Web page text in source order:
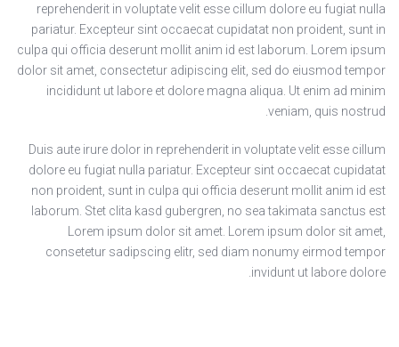
reprehenderit in voluptate velit esse cillum dolore eu fugiat nulla
pariatur. Excepteur sint occaecat cupidatat non proident, sunt in
culpa qui officia deserunt mollit anim id est laborum. Lorem ipsum
dolor sit amet, consectetur adipiscing elit, sed do eiusmod tempor
incididunt ut labore et dolore magna aliqua. Ut enim ad minim
veniam, quis nostrud.
Duis aute irure dolor in reprehenderit in voluptate velit esse cillum
dolore eu fugiat nulla pariatur. Excepteur sint occaecat cupidatat
non proident, sunt in culpa qui officia deserunt mollit anim id est
laborum. Stet clita kasd gubergren, no sea takimata sanctus est
Lorem ipsum dolor sit amet. Lorem ipsum dolor sit amet,
consetetur sadipscing elitr, sed diam nonumy eirmod tempor
invidunt ut labore dolore.